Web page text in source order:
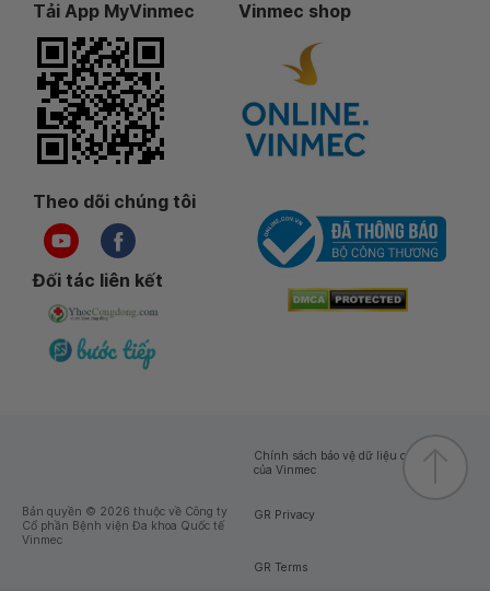
Tải App MyVinmec Vinmec shop
Theo dõi chúng tôi
Đối tác liên kết
Bản quyền © 2026 thuộc về Công ty
Cổ phần Bệnh viện Đa khoa Quốc tế
Vinmec
Chính sách bảo vệ dữ liệu cá nhân
của Vinmec
GR Privacy
GR Terms